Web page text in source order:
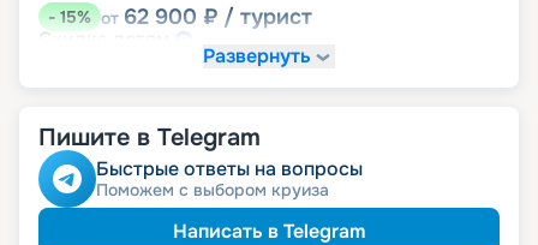
-15% от 62 900 ₽ / турист
Скидка
Скидка сотрудникам силовых
Скидкапенсионерам
Скидкаветеранам
Скидка многодетнымсемьям
Развернуть
Пишите в Telegram
Быстрые ответы на вопросы
Поможем с выбором круиза
Написать в Telegram